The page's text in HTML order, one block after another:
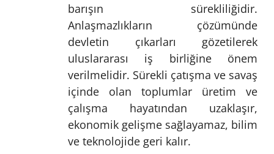
barışın sürekliliğidir.
Anlaşmazlıkların çözümünde
devletin çıkarları gözetilerek
uluslararası iş birliğine önem
verilmelidir. Sürekli çatışma ve savaş
içinde olan toplumlar üretim ve
çalışma hayatından uzaklaşır,
ekonomik gelişme sağlayamaz, bilim
ve teknolojide geri kalır.